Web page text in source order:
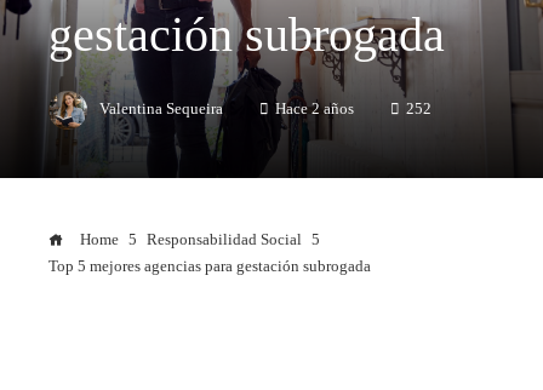
gestación subrogada
Valentina Sequeira Hace 2 años 252
Home
Responsabilidad Social
Top 5 mejores agencias para gestación subrogada